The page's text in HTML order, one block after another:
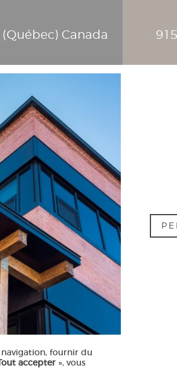
Québec ) Canada
— Conception Alizés - Le
Politique de confidentialité
fournir du
accepter », vous